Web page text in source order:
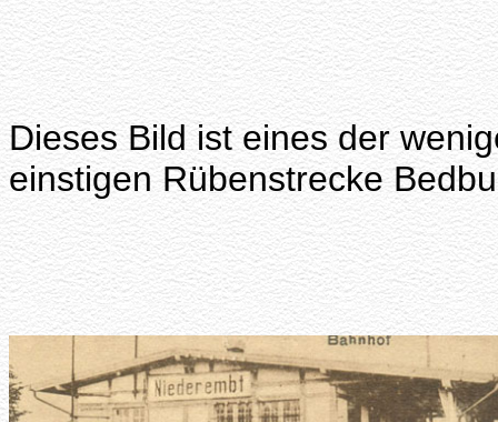
Dieses Bild ist eines der
einstigen Rübenstrecke